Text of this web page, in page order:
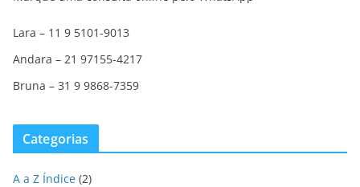
Lara – 11 9 5101-9013
Andara – 21 97155-4217
Bruna – 31 9 9868-7359
Categorias
A a Z Índice (2)